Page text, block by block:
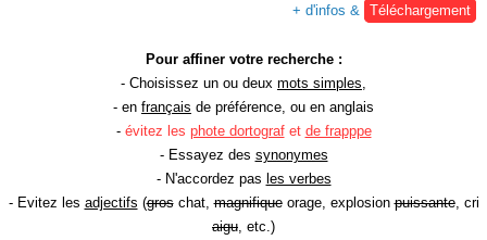
+ d'infos &
Téléchargement
Pour affiner votre recherche :
- Choisissez un ou deux mots simples
- en français de préférence, ou en anglais
- évitez les phote dortografet de frapppe
- Essayez des synonymes
- N'accordez pas les verbes
- Evitez les adjectifs (groschat,magnifiqueorage, explosionpuissante, cri
aigu , etc.)